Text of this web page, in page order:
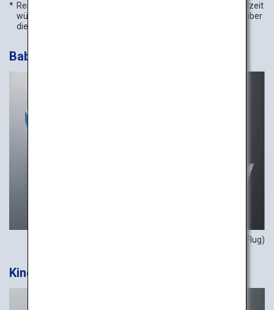
Reservierung erforderlich. Wenn Sie eine spezielle Bordmahlzeit
wünschen, stellen Sie bitte innerhalb der notwendigen Frist über
die entsprechenden Wege eine Anfrage.
Babymahlzeit (BBML)
Beispiel-Mahlzeit (internationaler Flug)
Kindermahlzeit (CHML)